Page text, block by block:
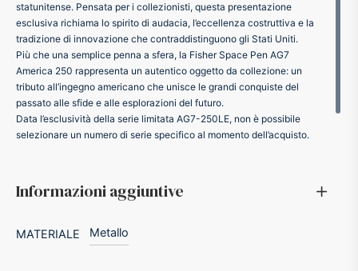
statunitense. Pensata per i collezionisti, questa presentazione
esclusiva richiama lo spirito di audacia, l’eccellenza costruttiva e la
tradizione di innovazione che contraddistinguono gli Stati Uniti.
Più che una semplice penna a sfera, la Fisher Space Pen AG7
America 250 rappresenta un autentico oggetto da collezione: un
tributo all’ingegno americano che unisce le grandi conquiste del
passato alle sfide e alle esplorazioni del futuro.
Data l’esclusività della serie limitata AG7-250LE, non è possibile
selezionare un numero di serie specifico al momento dell’acquisto.
Informazioni aggiuntive
MATERIALE Metallo
Marche